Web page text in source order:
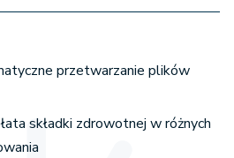
przetwarzanie plików
składki zdrowotnej w różnych